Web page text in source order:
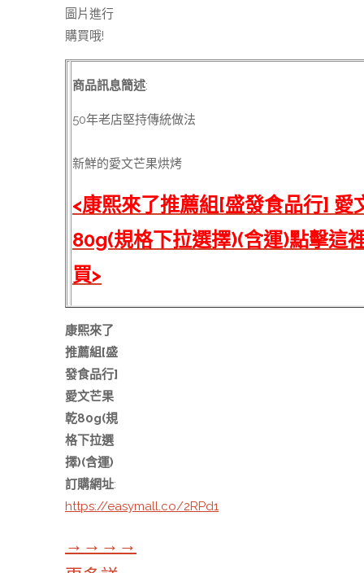
圖片進行
購買哦!
商品訊息簡述:
50年老店堅持傳統做法
新鮮的愛文芒果烘烤
<康熙來了推薦組[盛發食品行] 愛
80g(規格下拉選擇)(含運)點擊這
買>
康熙來了
推薦組[盛
發食品行]
愛文芒果
乾80g(規
格下拉選
擇)(含運)
訂購網址:
https://easymall.co/2RPd1
→→→→